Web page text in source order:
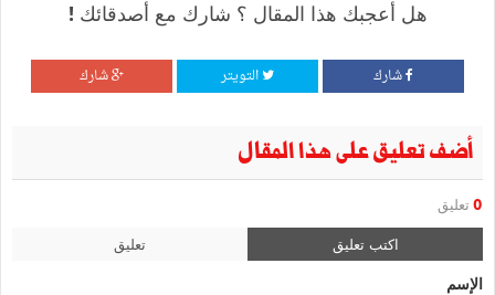
هل أعجبك هذا المقال ؟ شارك مع أصدقائك !
شارك التويتر شارك
أضف تعليق على هذا المقال
0 تعليق
اكتب تعليق تعليق
الإسم